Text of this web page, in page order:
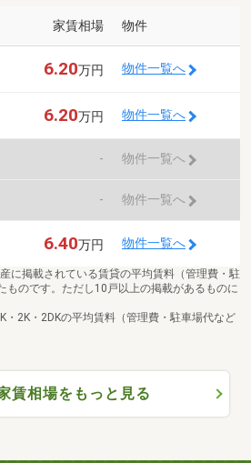
家賃相場 物件
6.20万円 物件一覧へ
6.20万円 物件一覧へ
- 物件一覧へ
- 物件一覧へ
6.40万円 物件一覧へ
に掲載されている賃貸の平均賃料（管理費・駐
ものです。ただし10戸以上の掲載があるものに
・2K・2DKの平均賃料（管理費・駐車場代など
賃相場をもっと見る